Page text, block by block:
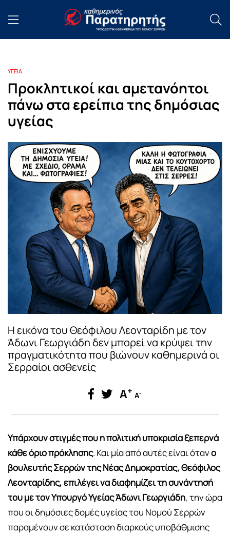
ΥΓΕΙΑ
Προκλητικοί και αμετανόητοι
πάνω στα ερείπια της δημόσιας
υγείας
Η εικόνα του Θεόφιλου Λεονταρίδη με τον
Άδωνι Γεωργιάδη δεν μπορεί να κρύψει την
πραγματικότητα που βιώνουν καθημερινά οι
Σερραίοι ασθενείς
A+ A-
Υπάρχουν στιγμές που η πολιτική υποκρισία ξεπερνά
κάθε όριο πρόκλησης. Και μία από αυτές είναι ότανο
βουλευτής Σερρών της Νέας Δημοκρατίας, Θεόφιλος
Λεονταρίδης, επιλέγει να διαφημίζει τη συνάντησή
του με τον Υπουργό Υγείας Άδωνι Γεωργιάδη, την ώρα
που οι δημόσιες δομές υγείας του Νομού Σερρών
παραμένουν σε κατάσταση διαρκούς υποβάθμισης